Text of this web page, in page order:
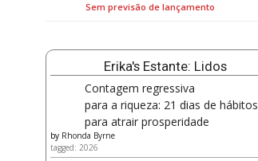
Sem previsão de lançamento
Erika's Estante: Lidos
Contagem regressiva
para a riqueza: 21 dias de hábitos
para atrair prosperidade
by Rhonda Byrne
tagged: 2026